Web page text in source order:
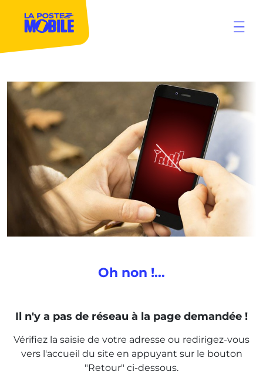
Oh non !...
Il n'y a pas de réseau à la page demandée !
Vérifiez la saisie de votre adresse ou redirigez-vous
vers l'accueil du site en appuyant sur le bouton
"Retour" ci-dessous.